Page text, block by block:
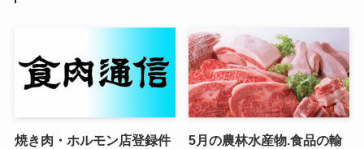
焼き肉・ホルモン店登録件
5月の農林水産物.食品の輸